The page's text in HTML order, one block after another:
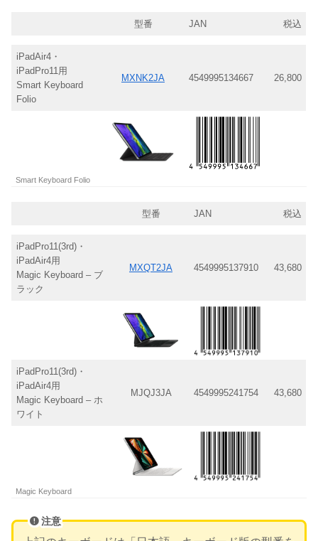
型番 JAN 税込
iPadAir4・
iPadPro11用
Smart Keyboard
Folio
MXNK2JA 4549995134667 26,800
Smart Keyboard Folio
型番 JAN 税込
iPadPro11(3rd)・
iPadAir4用
Magic Keyboard – ブ
ラック
MXQT2JA 4549995137910 43,680
iPadPro11(3rd)・
iPadAir4用
Magic Keyboard – ホ
ワイト
MJQJ3JA 4549995241754 43,680
Magic Keyboard
注意